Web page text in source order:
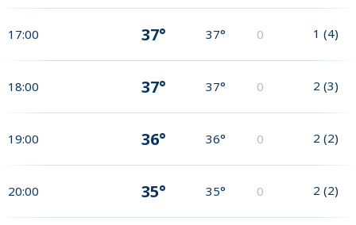
17:00 37° 37° 0 1 (4)
18:00 37° 37° 0 2 (3)
19:00 36° 36° 0 2 (2)
20:00 35° 35° 0 2 (2)